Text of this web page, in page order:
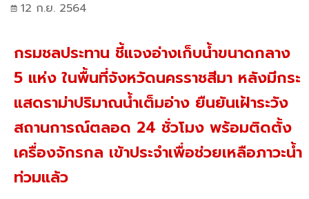
12 ก.ย. 2564
กรมชลประทาน ชี้แจงอ่างเก็บน้ำขนาดกลาง
5 แห่ง ในพื้นที่จังหวัดนครราชสีมา หลังมีกระ
แสดราม่าปริมาณน้ำเต็มอ่าง ยืนยันเฝ้าระวัง
สถานการณ์ตลอด 24 ชั่วโมง พร้อมติดตั้ง
เครื่องจักรกล เข้าประจำเพื่อช่วยเหลือภาวะน้ำ
ท่วมแล้ว